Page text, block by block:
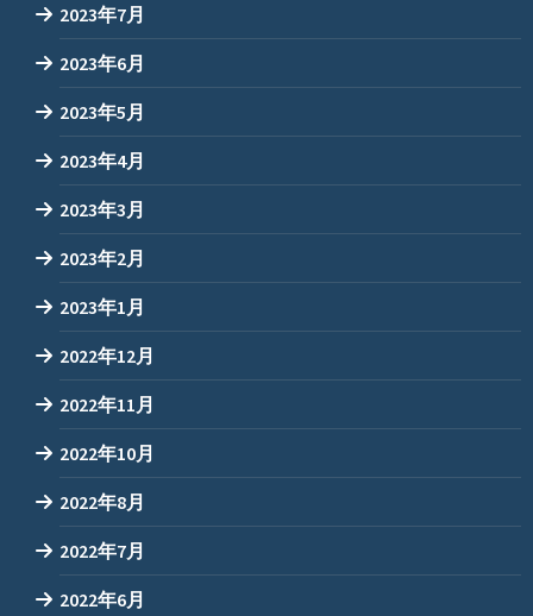
2023年7月
2023年6月
2023年5月
2023年4月
2023年3月
2023年2月
2023年1月
2022年12月
2022年11月
2022年10月
2022年8月
2022年7月
2022年6月